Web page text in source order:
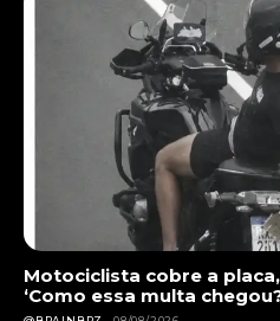
Motociclista cobre a
‘Como essa multa